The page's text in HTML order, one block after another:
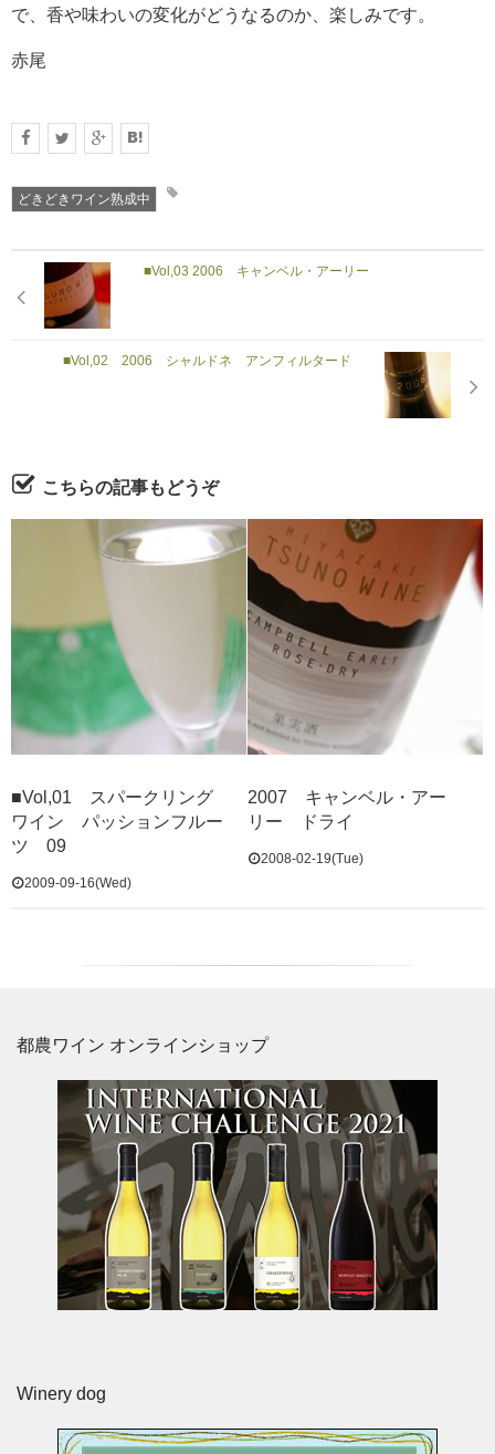
で、香や味わいの変化がどうなるのか、楽しみです。
赤尾
どきどきワイン熟成中
■Vol,03 2006 キャンベル・アーリー
■Vol,02 2006 シャルドネ アンフィルタード
こちらの記事もどうぞ
■Vol,01 スパークリング
ワイン パッションフルー
ツ 09
2009-09-16(Wed)
2007 キャンベル・アー
リー ドライ
2008-02-19(Tue)
都農ワイン オンラインショップ
Winery dog